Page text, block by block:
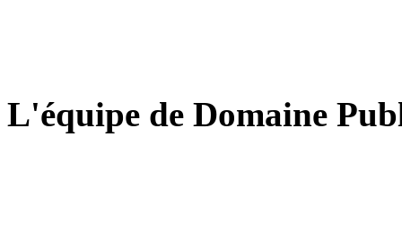
L'équipe de Domaine